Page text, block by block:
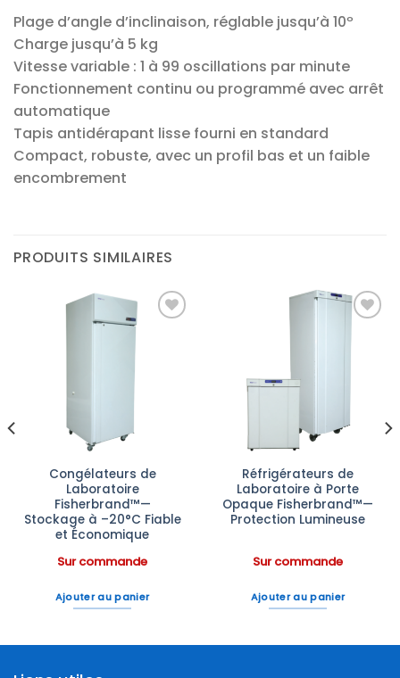
Plage d’angle d’inclinaison, réglable jusqu’à 10º
Charge jusqu’à 5 kg
Vitesse variable : 1 à 99 oscillations par minute
Fonctionnement continu ou programmé avec arrêt
automatique
Tapis antidérapant lisse fourni en standard
Compact, robuste, avec un profil bas et un faible
encombrement
PRODUITS SIMILAIRES
Congélateurs de
Laboratoire
Fisherbrand™—
Stockage à –20°C Fiable
et Économique
Sur commande
Ajouter au panier
Réfrigérateurs de
Laboratoire à Porte
Opaque Fisherbrand™—
Protection Lumineuse
Sur commande
Ajouter au panier